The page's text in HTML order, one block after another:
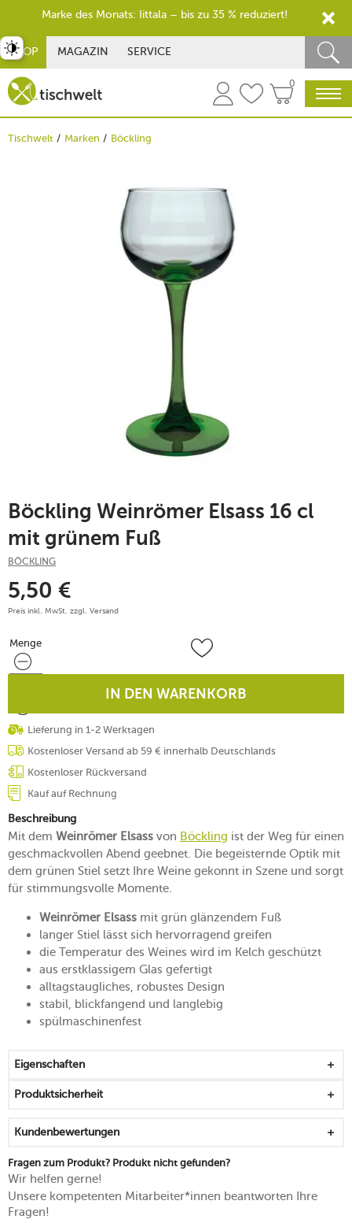
SHOP MAGAZIN SERVICE
0
Tischwelt Marken Böckling
Böckling Weinrömer Elsass 16 cl
mit grünem Fuß
BÖCKLING
5,50 €
Preis inkl. MwSt. zzgl. Versand
Menge
Menge
IN DEN WARENKORB
Lieferung in 1-2 Werktagen
Kostenloser Versand ab 59 € innerhalb Deutschlands
Kostenloser Rückversand
Kauf auf Rechnung
Beschreibung
Mit dem Weinrömer Elsass von Böckling ist der Weg für einen
geschmackvollen Abend geebnet. Die begeisternde Optik mit
dem grünen Stiel setzt Ihre Weine gekonnt in Szene und sorgt
für stimmungsvolle Momente.
Weinrömer Elsass mit grün glänzendem Fuß
langer Stiel lässt sich hervorragend greifen
die Temperatur des Weines wird im Kelch geschützt
aus erstklassigem Glas gefertigt
alltagstaugliches, robustes Design
stabil, blickfangend und langlebig
spülmaschinenfest
Eigenschaften
Produktsicherheit
Kundenbewertungen
Fragen zum Produkt? Produkt nicht gefunden?
Wir helfen gerne!
Unsere kompetenten Mitarbeiter*innen beantworten Ihre
Fragen!
umschalten
Marke des Monats: Iittala – bis zu 35 % reduziert!